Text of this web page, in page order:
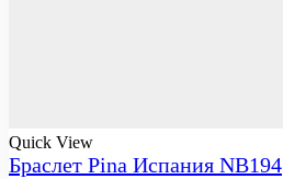
Quick View
Браслет Pina Испания NB194